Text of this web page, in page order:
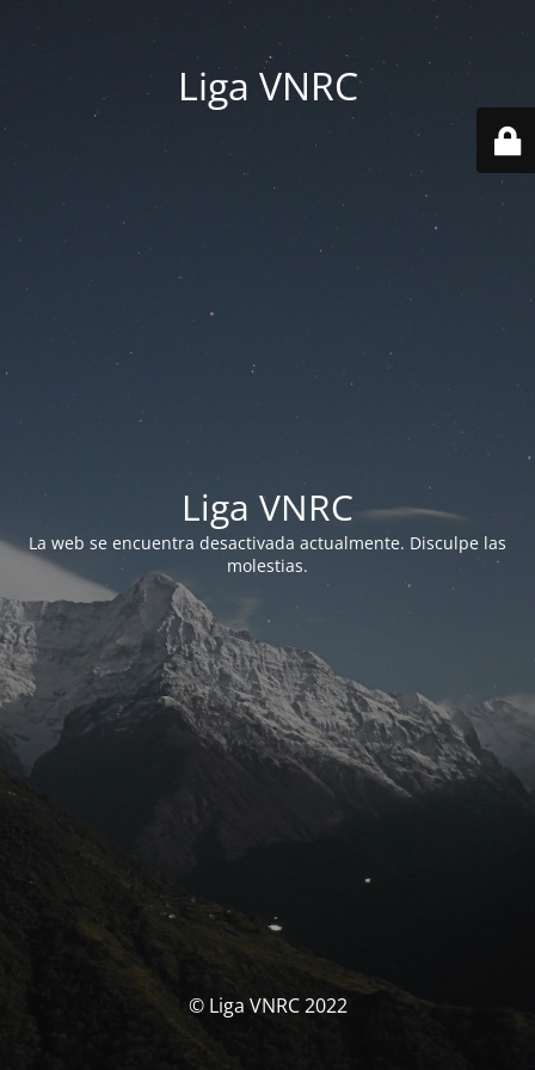
Liga VNRC
Liga VNRC
La web se encuentra desactivada actualmente. Disculpe las
molestias.
© Liga VNRC 2022